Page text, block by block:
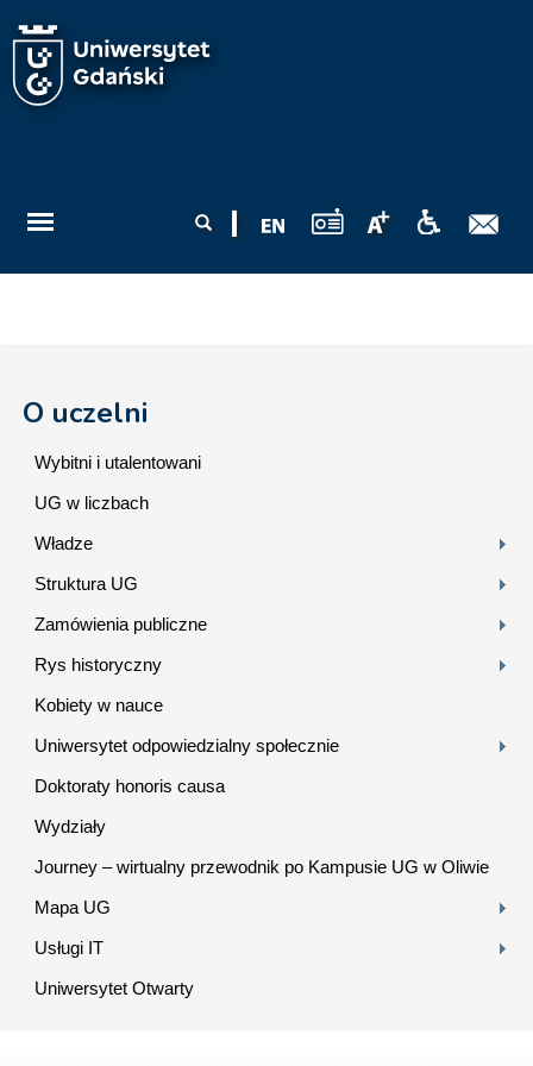
wyszukiwania
O uczelni
Wybitni i utalentowani
UG w liczbach
Władze
Struktura UG
Zamówienia publiczne
Rys historyczny
Kobiety w nauce
Uniwersytet odpowiedzialny społecznie
Doktoraty honoris causa
Wydziały
Journey – wirtualny przewodnik po Kampusie UG w Oliwie
Mapa UG
Usługi IT
Uniwersytet Otwarty